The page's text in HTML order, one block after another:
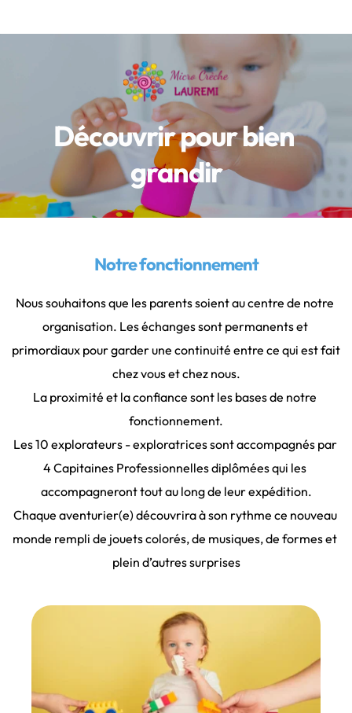
Découvrir pour bien
grandir
Notre fonctionnement
Nous souhaitons que les parents soient au centre de notre
organisation. Les échanges sont permanents et
primordiaux pour garder une continuité entre ce qui est fait
chez vous et chez nous.
La proximité et la confiance sont les bases de notre
fonctionnement.
Les 10 explorateurs - exploratrices sont accompagnés par
4 Capitaines Professionnelles diplômées qui les
accompagneront tout au long de leur expédition.
Chaque aventurier(e) découvrira à son rythme ce nouveau
monde rempli de jouets colorés, de musiques, de formes et
plein d’autres surprises